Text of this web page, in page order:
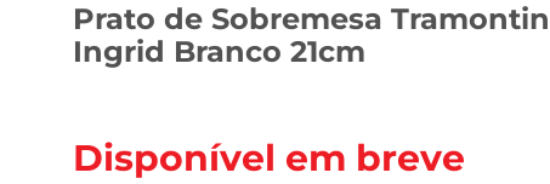
Prato de Sobremesa
Ingrid Branco 21cm
Disponível em breve